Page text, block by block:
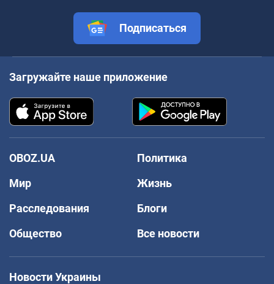
Подписаться
Загружайте наше приложение
OBOZ.UA
Политика
Мир
Жизнь
Расследования
Блоги
Общество
Все новости
Новости Украины